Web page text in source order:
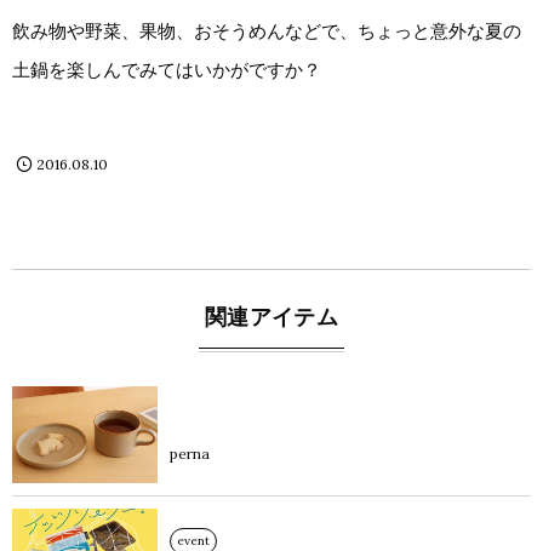
飲み物や野菜、果物、おそうめんなどで、ちょっと意外な夏の
土鍋を楽しんでみてはいかがですか？
2016.08.10
関連アイテム
perna
event